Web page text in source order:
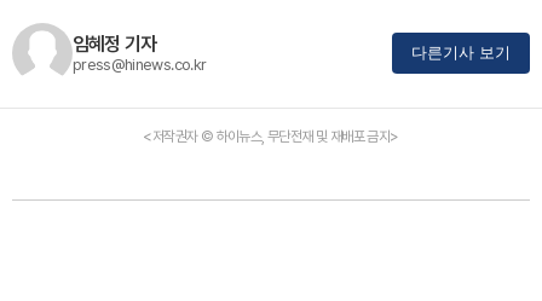
임혜정 기자
press@hinews.co.kr
다른기사 보기
<저작권자 © 하이뉴스, 무단전재 및 재배포 금지>